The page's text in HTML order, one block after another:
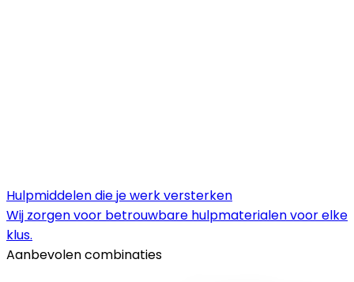
Hulpmiddelen die je werk versterken
Wij zorgen voor betrouwbare hulpmaterialen voor elke
klus.
Aanbevolen combinaties